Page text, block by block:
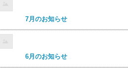
7月のお知らせ
6月のお知らせ